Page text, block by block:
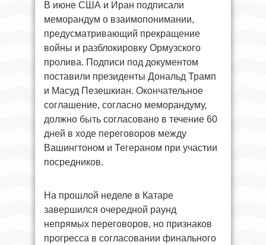
В июне США и Иран подписали
меморандум о взаимопонимании,
предусматривающий прекращение
войны и разблокировку Ормузского
пролива. Подписи под документом
поставили президенты Дональд Трамп
и Масуд Пезешкиан. Окончательное
соглашение, согласно меморандуму,
должно быть согласовано в течение 60
дней в ходе переговоров между
Вашингтоном и Тегераном при участии
посредников.
На прошлой неделе в Катаре
завершился очередной раунд
непрямых переговоров, но признаков
прогресса в согласовании финального